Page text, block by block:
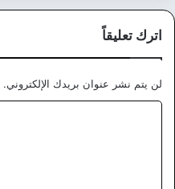
اترك تعليقاً
لن يتم نشر عنوان بريدك الإلكتروني.